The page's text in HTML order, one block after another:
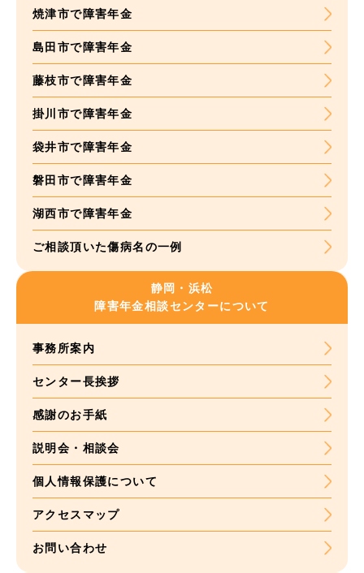
焼津市で障害年金
島田市で障害年金
藤枝市で障害年金
掛川市で障害年金
袋井市で障害年金
磐田市で障害年金
湖西市で障害年金
ご相談頂いた傷病名の一例
静岡・浜松
障害年金相談センターについて
事務所案内
センター長挨拶
感謝のお手紙
説明会・相談会
個人情報保護について
アクセスマップ
お問い合わせ